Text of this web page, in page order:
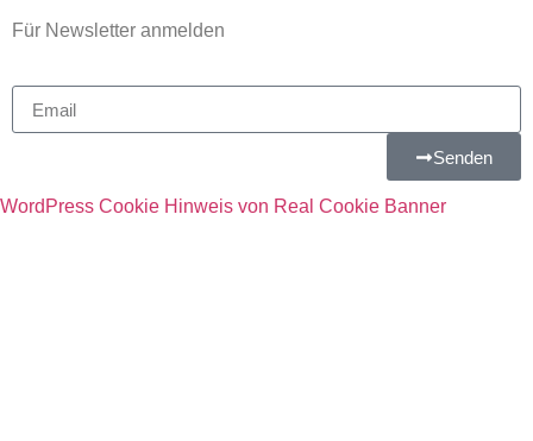
Für Newsletter anmelden
Senden
WordPress Cookie Hinweis von Real Cookie Banner